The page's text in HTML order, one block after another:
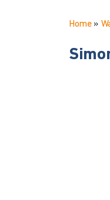
Home»